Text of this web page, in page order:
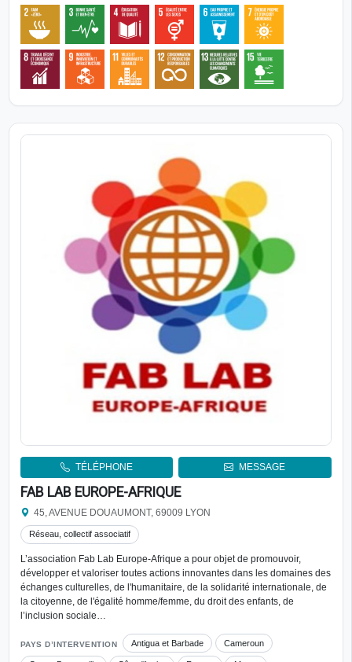
TÉLÉPHONE MESSAGE
FAB LAB EUROPE-AFRIQUE
45, AVENUE DOUAUMONT, 69009 LYON
Réseau, collectif associatif
L’association Fab Lab Europe-Afrique a pour objet de promouvoir,
développer et valoriser toutes actions innovantes dans les domaines des
échanges culturelles, de l'humanitaire, de la solidarité internationale, de
la citoyenne, de l'égalité homme/femme, du droit des enfants, de
l’inclusion sociale…
PAYS D’INTERVENTION Antigua et Barbade Cameroun